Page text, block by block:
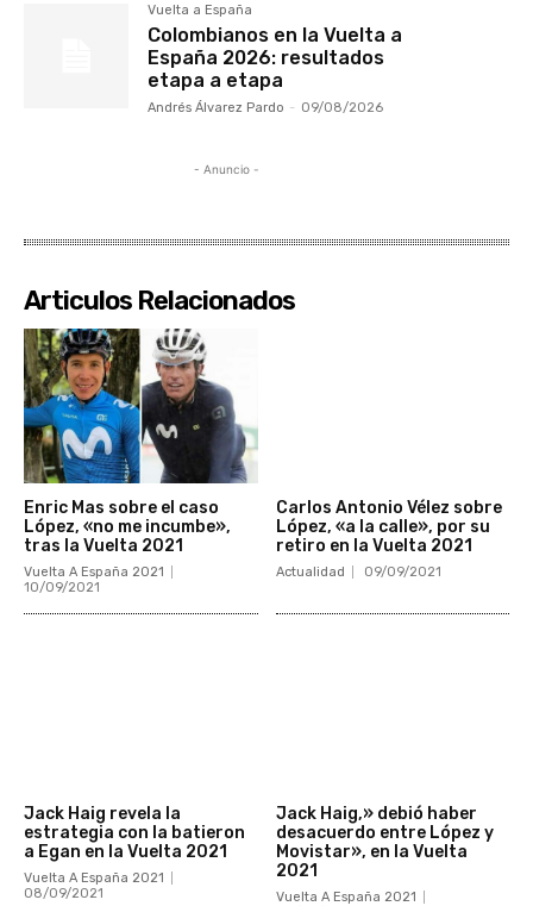
Vuelta a España
Colombianos en la Vuelta a
España 2026: resultados
etapa a etapa
Andrés Álvarez Pardo - 09/08/2026
- Anuncio -
Articulos Relacionados
Enric Mas sobre el caso
López, «no me incumbe»,
tras la Vuelta 2021
Vuelta A España 2021
10/09/2021
Carlos Antonio Vélez sobre
López, «a la calle», por su
retiro en la Vuelta 2021
Actualidad 09/09/2021
Jack Haig revela la
estrategia con la batieron
a Egan en la Vuelta 2021
Vuelta A España 2021
08/09/2021
Jack Haig,» debió haber
desacuerdo entre López y
Movistar», en la Vuelta
2021
Vuelta A España 2021